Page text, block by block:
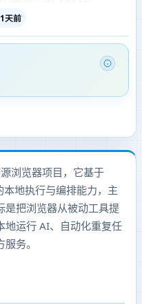
天前
浏览器项目，它基于
地执行与编排能力，主
是把浏览器从被动工具提
地运行 AI、自动化重复任
务。